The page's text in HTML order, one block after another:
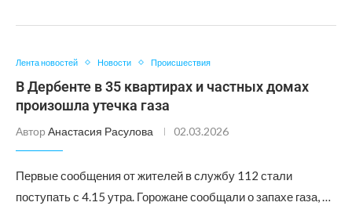
Лента новостей Новости Происшествия
В Дербенте в 35 квартирах и частных домах
произошла утечка газа
Автор Анастасия Расулова 02.03.2026
Первые сообщения от жителей в службу 112 стали
поступать с 4.15 утра. Горожане сообщали о запахе газа, …